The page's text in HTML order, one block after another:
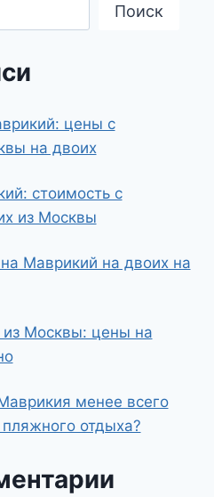
Поиск
цены с
на двоих
стоимость с
из Москвы
Маврикий на двоих на
Москвы: цены на
менее всего
отдыха?